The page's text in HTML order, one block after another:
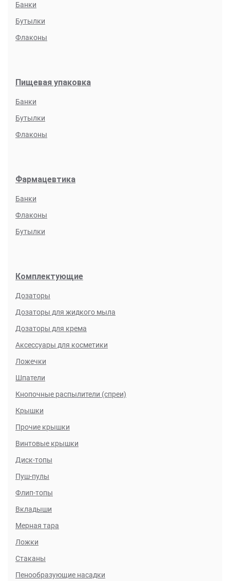
Банки
Бутылки
Флаконы
Пищевая упаковка
Банки
Бутылки
Флаконы
Фармацевтика
Банки
Флаконы
Бутылки
Комплектующие
Дозаторы
Дозаторы для жидкого мыла
Дозаторы для крема
Аксессуары для косметики
Ложечки
Шпатели
Кнопочные распылители (спреи)
Крышки
Прочие крышки
Винтовые крышки
Диск-топы
Пуш-пулы
Флип-топы
Вкладыши
Мерная тара
Ложки
Стаканы
Пенообразующие насадки